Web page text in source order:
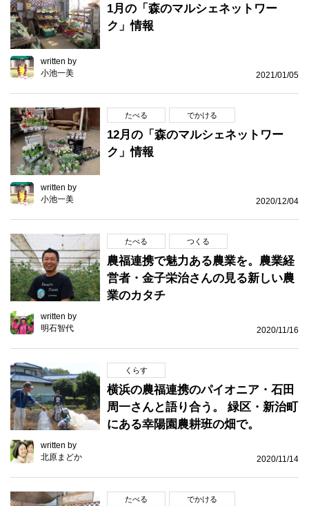
1月の「森のマルシェネットワー
ク」情報
written by
小池一美
2021/01/05
たべる でかける
12月の「森のマルシェネットワー
ク」情報
written by
小池一美
2020/12/04
たべる つくる
農福連携で魅力ある農業を。農業経
営者・金子栄治さんの見る新しい農
業のカタチ
written by
明石智代
2020/11/16
くらす
横浜の農福連携のパイオニア・石田
周一さんと語り合う。 緑区・新治町
にある幸陽園農耕班の畑で。
written by
北原まどか
2020/11/14
たべる でかける